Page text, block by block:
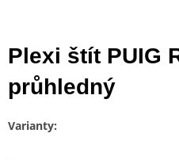
Plexi štít PUIG
průhledný
Varianty: